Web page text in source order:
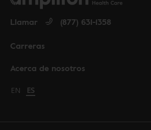
Acerca de nosotros
Carreras
Llamar (877) 631-1358
Change language to English
EN Cambiar idioma a español
ES